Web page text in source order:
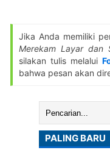
Jika Anda memiliki
Merekam Layar dan
silakan tulis melalui
bahwa pesan akan
Cari:
PALING BARU